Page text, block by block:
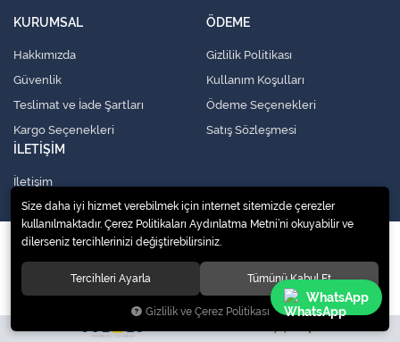
WhatsApp
KURUMSAL
Hakkımızda
Güvenlik
Teslimat ve İade Şartları
Kargo Seçenekleri
ÖDEME
Gizlilik Politikası
Kullanım Koşulları
Ödeme Seçenekleri
Satış Sözleşmesi
İLETİŞİM
İletişim
© 2020Küresel Soğutma Sistemleri Yedek Parça San. Ve Tic. Ltd. Şti.
Size daha iyi hizmet verebilmek için internet sitemizde çerezler
kullanılmaktadır. Çerez Politikaları Aydınlatma Metni’ni okuyabilir ve
dilerseniz tercihlerinizi değiştirebilirsiniz.
Tercihleri Ayarla Tümünü Kabul Et
Gizlilik ve Çerez Politikası